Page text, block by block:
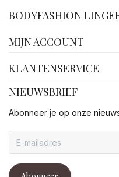
BODYFASHION
MIJN ACCOUNT
KLANTENSERVICE
NIEUWSBRIEF
Abonneer je op onze